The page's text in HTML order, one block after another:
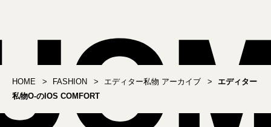
HOME FASHION エディター私物 アーカイブ
エディター
私物O-のIOS COMFORT